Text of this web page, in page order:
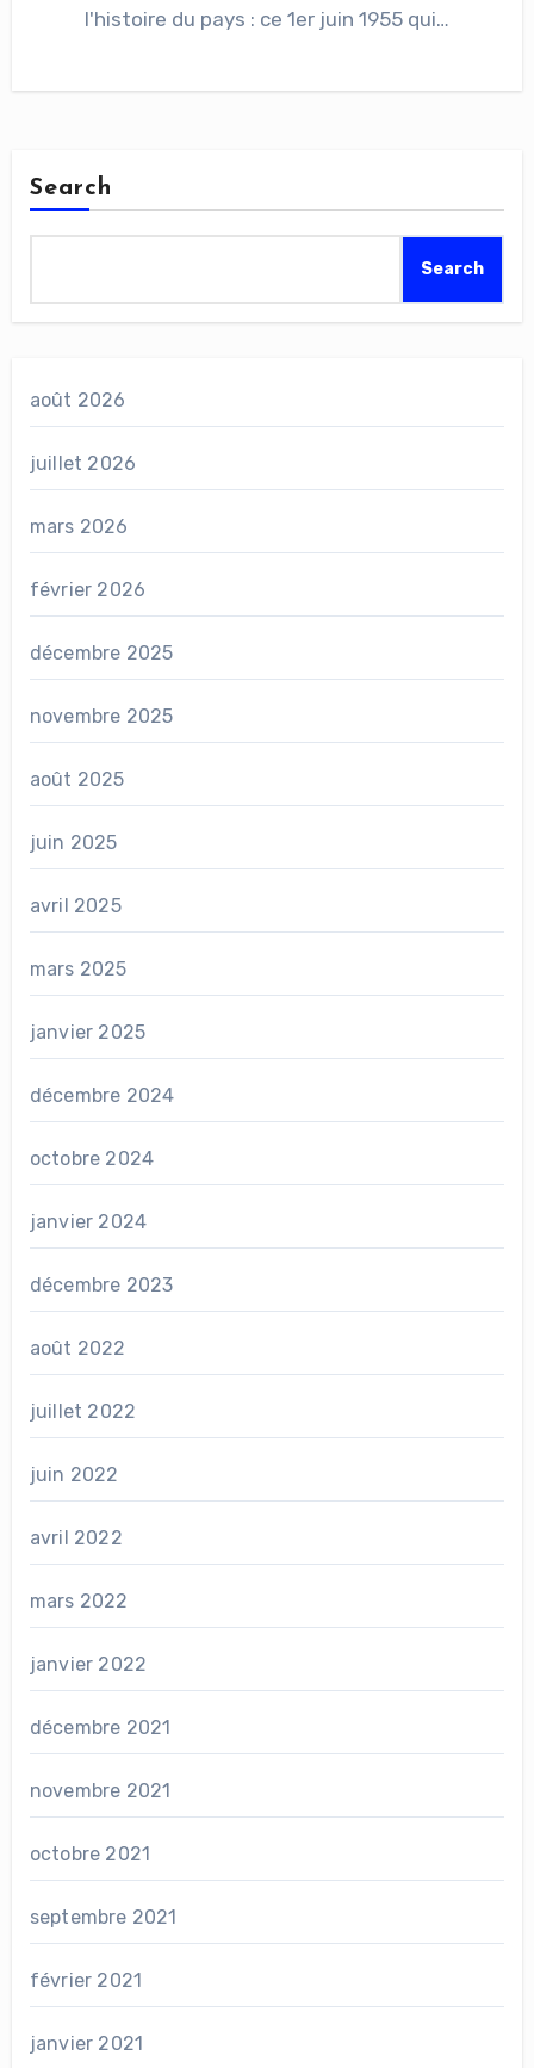
l'histoire du pays : ce 1er juin 1955 qui…
Search
Search
août 2026
juillet 2026
mars 2026
février 2026
décembre 2025
novembre 2025
août 2025
juin 2025
avril 2025
mars 2025
janvier 2025
décembre 2024
octobre 2024
janvier 2024
décembre 2023
août 2022
juillet 2022
juin 2022
avril 2022
mars 2022
janvier 2022
décembre 2021
novembre 2021
octobre 2021
septembre 2021
février 2021
janvier 2021